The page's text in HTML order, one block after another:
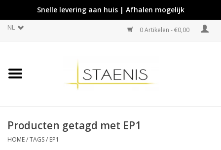
Snelle levering aan huis | Afhalen mogelijk
NL 0 Artikelen - €0,00
Producten getagd met EP1
HOME/TAGS/ EP1